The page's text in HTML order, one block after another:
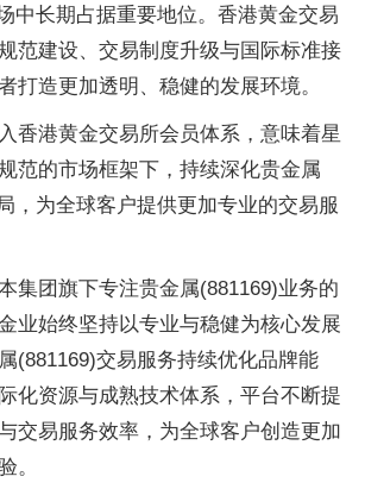
中长期占据重要地位。香港黄金交易
范建设、交易制度升级与国际标准接
打造更加透明、稳健的发展环境。
香港黄金交易所会员体系，意味着星
范的市场框架下，持续深化贵金属
，为全球客户提供更加专业的交易服
集团旗下专注贵金属(881169)业务的
业始终坚持以专业与稳健为核心发展
(881169)交易服务持续优化品牌能
化资源与成熟技术体系，平台不断提
交易服务效率，为全球客户创造更加
。